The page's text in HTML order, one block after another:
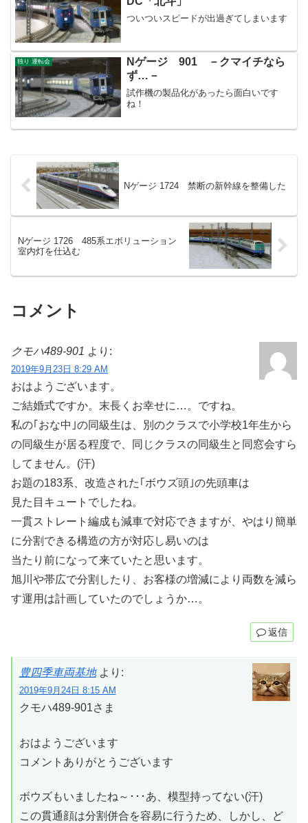
ついついスピードが出過ぎてしまいます
独り 運転会
Nゲージ 901 －クマイチなら
ず…－
試作機の製品化があったら面白いです
ね！
Nゲージ 1724 禁断の新幹線を整備した
Nゲージ 1726 485系エボリューション
室内灯を仕込む
コメント
クモハ489-901 より:
2019年9月23日 8:29 AM
おはようございます。
ご結婚式ですか。末長くお幸せに…。ですね。
私の｢おな中｣の同級生は、別のクラスで小学校1年生から
の同級生が居る程度で、同じクラスの同級生と同窓会すら
してません。(汗)
お題の183系、改造された｢ボウズ頭｣の先頭車は
見た目キュートでしたね。
一貫ストレート編成も減車で対応できますが、やはり簡単
に分割できる構造の方が対応し易いのは
当たり前になって来ていたと思います。
旭川や帯広で分割したり、お客様の増減により両数を減ら
す運用は計画していたのでしょうか…。
返信
豊四季車両基地 より:
2019年9月24日 8:15 AM
クモハ489-901さま
おはようございます
コメントありがとうございます
ボウズもいましたね～･･･あ、模型持ってない(汗)
この貫通顔は分割併合を容易に行うため、しかし、ど